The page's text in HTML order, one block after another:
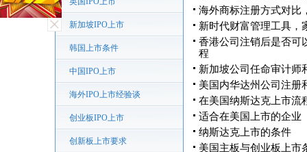
新加坡IPO上市
韩国上市条件
中国IPO上市
海外IPO上市经验谈
创业板IPO上市
创新板上市要求
海外商标注册方式对比
新时代财富管理工具，
香港公司注销后是否可
程
新加坡公司任命审计师
美国内华达州公司注册
在美国纳斯达克上市流
适合在美国上市的企业
纳斯达克上市的条件
美国主板与创业板上市